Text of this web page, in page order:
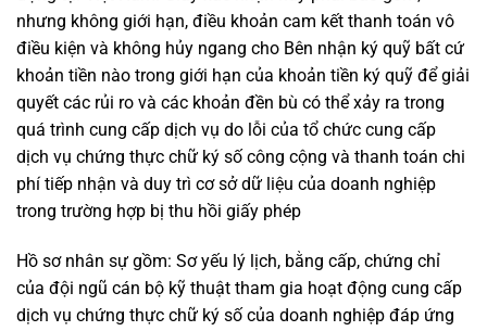
nhưng không giới hạn, điều khoản cam kết thanh toán vô
điều kiện và không hủy ngang cho Bên nhận ký quỹ bất cứ
khoản tiền nào trong giới hạn của khoản tiền ký quỹ để giải
quyết các rủi ro và các khoản đền bù có thể xảy ra trong
quá trình cung cấp dịch vụ do lỗi của tổ chức cung cấp
dịch vụ chứng thực chữ ký số công cộng và thanh toán chi
phí tiếp nhận và duy trì cơ sở dữ liệu của doanh nghiệp
trong trường hợp bị thu hồi giấy phép
Hồ sơ nhân sự gồm: Sơ yếu lý lịch, bằng cấp, chứng chỉ
của đội ngũ cán bộ kỹ thuật tham gia hoạt động cung cấp
dịch vụ chứng thực chữ ký số của doanh nghiệp đáp ứng